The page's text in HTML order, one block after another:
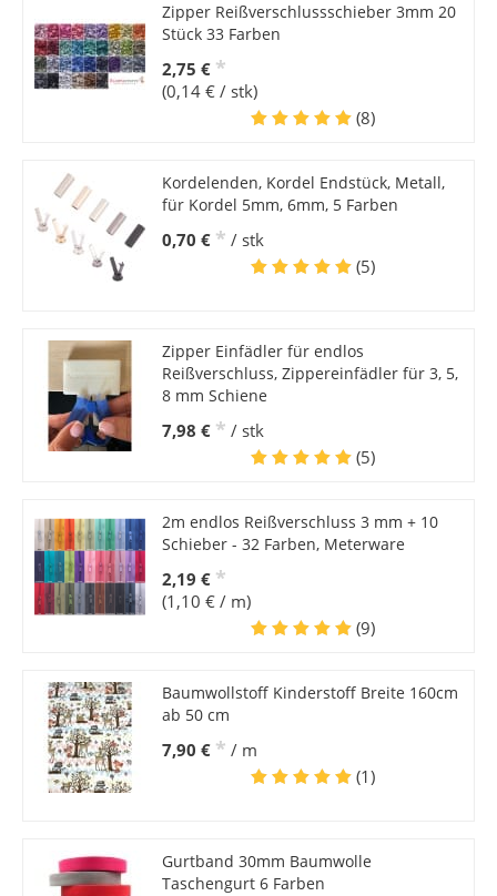
Zipper Reißverschlussschieber 3mm 20
Stück 33 Farben
2,75 € *
(0,14 € / stk)
(8)
Kordelenden, Kordel Endstück, Metall,
für Kordel 5mm, 6mm, 5 Farben
0,70 € * / stk
(5)
Zipper Einfädler für endlos
Reißverschluss, Zippereinfädler für 3, 5,
8 mm Schiene
7,98 € * / stk
(5)
2m endlos Reißverschluss 3 mm + 10
Schieber - 32 Farben, Meterware
2,19 € *
(1,10 € / m)
(9)
Baumwollstoff Kinderstoff Breite 160cm
ab 50 cm
7,90 € * / m
(1)
Gurtband 30mm Baumwolle
Taschengurt 6 Farben